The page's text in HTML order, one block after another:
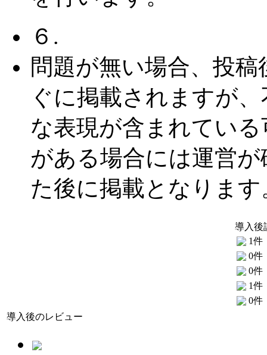
６.
問題が無い場合、投稿
ぐに掲載されますが
な表現が含まれている
がある場合には運営が
た後に掲載となります
導入後
1件
0件
0件
1件
0件
導入後のレビュー